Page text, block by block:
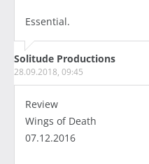
Essential.
Solitude Productions
28.09.2018, 09:45
Review
Wings of Death
07.12.2016